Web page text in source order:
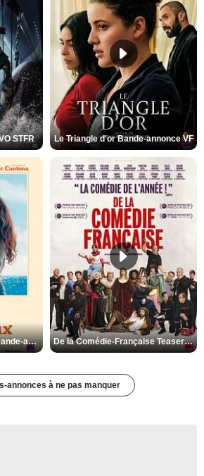
STFR Le Triangle d'or Bande-annonce VF
Les Matins merveilleux Bande-annonce VF De la Comédie-Française Teaser VF
annonces à ne pas manquer